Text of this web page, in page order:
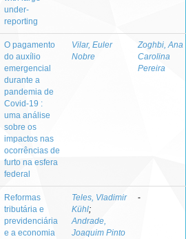
under-
reporting
O pagamento
do auxílio
emergencial
durante a
pandemia de
Covid-19 :
uma análise
sobre os
impactos nas
ocorrências de
furto na esfera
federal
Vilar, Euler
Nobre
Zoghbi, Ana
Carolina
Pereira
Reformas
tributária e
previdenciária
e a economia
Teles, Vladimir
Kühl;
Andrade,
Joaquim Pinto
-